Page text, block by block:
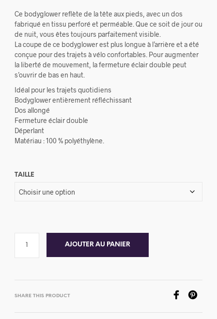
Ce bodyglower reflète de la tête aux pieds, avec un dos
fabriqué en tissu perforé et perméable. Que ce soit de jour ou
de nuit, vous êtes toujours parfaitement visible.
La coupe de ce bodyglower est plus longue à l’arrière et a été
conçue pour des trajets à vélo confortables. Pour augmenter
la liberté de mouvement, la fermeture éclair double peut
s’ouvrir de bas en haut.
Idéal pour les trajets quotidiens
Bodyglower entièrement réfléchissant
Dos allongé
Fermeture éclair double
Déperlant
Matériau : 100 % polyéthylène.
TAILLE
AJOUTER AU PANIER
SHARE THIS PRODUCT